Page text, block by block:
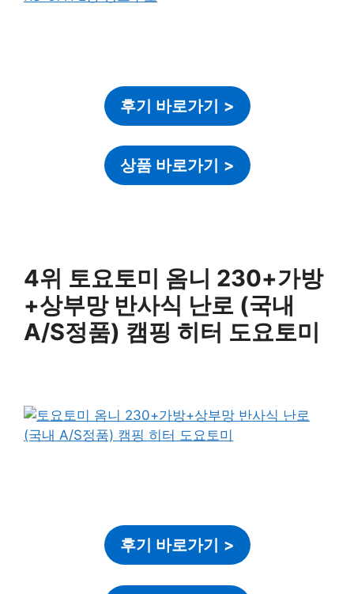
후기 바로가기 >
상품 바로가기 >
4위 토요토미 옴니 230+가방
+상부망 반사식 난로 (국내
A/S정품) 캠핑 히터 도요토미
후기 바로가기 >